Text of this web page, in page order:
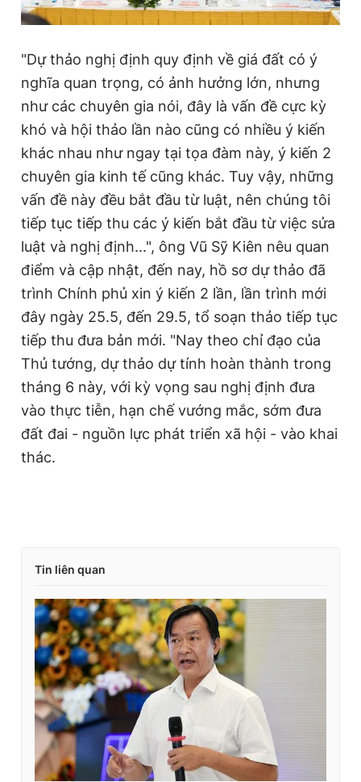
"Dự thảo nghị định quy định về giá đất có ý
nghĩa quan trọng, có ảnh hưởng lớn, nhưng
như các chuyên gia nói, đây là vấn đề cực kỳ
khó và hội thảo lần nào cũng có nhiều ý kiến
khác nhau như ngay tại tọa đàm này, ý kiến 2
chuyên gia kinh tế cũng khác. Tuy vậy, những
vấn đề này đều bắt đầu từ luật, nên chúng tôi
tiếp tục tiếp thu các ý kiến bắt đầu từ việc sửa
luật và nghị định...", ông Vũ Sỹ Kiên nêu quan
điểm và cập nhật, đến nay, hồ sơ dự thảo đã
trình Chính phủ xin ý kiến 2 lần, lần trình mới
đây ngày 25.5, đến 29.5, tổ soạn thảo tiếp tục
tiếp thu đưa bản mới. "Nay theo chỉ đạo của
Thủ tướng, dự thảo dự tính hoàn thành trong
tháng 6 này, với kỳ vọng sau nghị định đưa
vào thực tiễn, hạn chế vướng mắc, sớm đưa
đất đai - nguồn lực phát triển xã hội - vào khai
thác.
Tin liên quan